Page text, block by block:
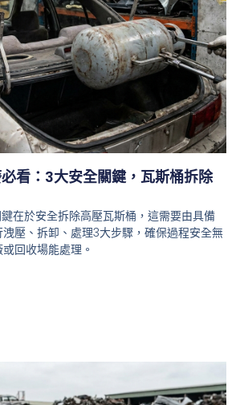
看：3大安全關鍵，瓦斯桶拆除
在於安全拆除高壓瓦斯桶，這需要由具備
壓、拆卸、處理3大步驟，確保過程安全無
回收場能處理。